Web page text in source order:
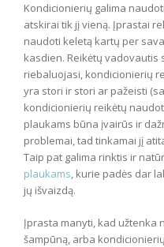
Kondicionierių galima
atskirai tik jį vieną. Įprastai
naudoti keletą kartų per
kasdien. Reikėtų vadovautis
riebaluojasi, kondicionierių
yra stori ir stori ar pažeisti
kondicionierių reikėtų
plaukams būna įvairūs ir
problemai, tad tinkamai jį
Taip pat galima rinktis ir
plaukams, kurie padės dar
jų išvaizdą.
Įprasta manyti, kad užtenka
šampūną, arba